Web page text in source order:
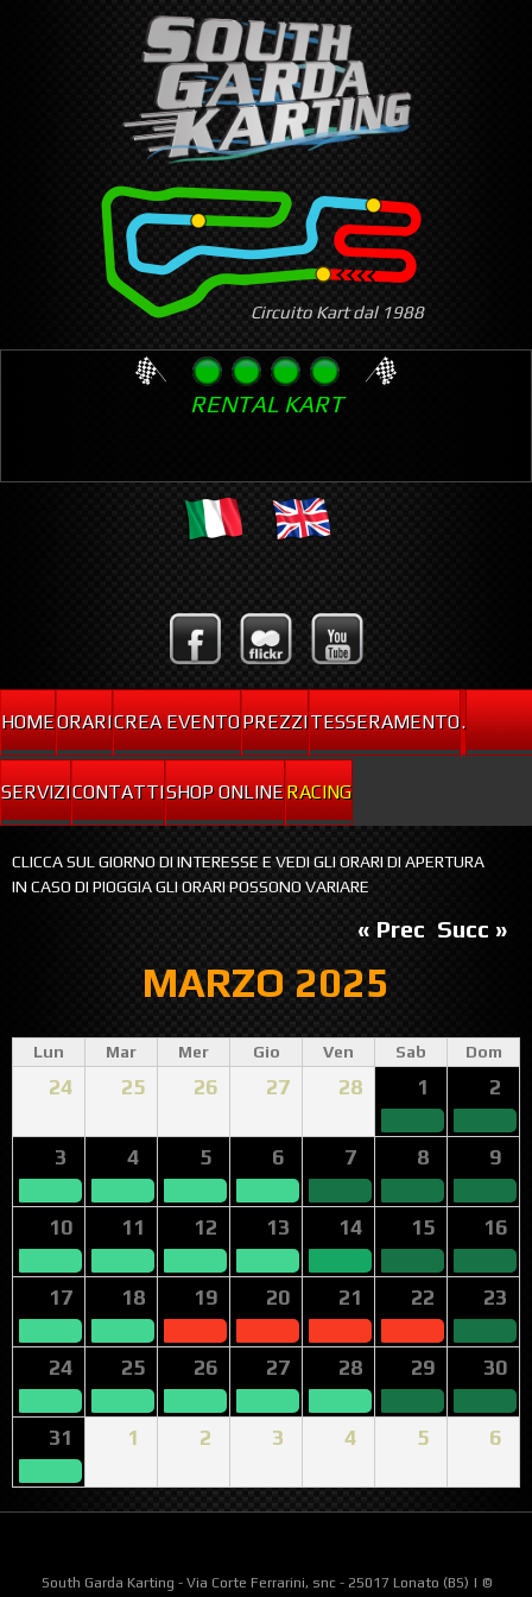
Skip
to
main
content
Circuito Kart dal 1988
RENTAL KART
HOMEORARICREA EVENTOPREZZITESSERAMENTO.
SERVIZICONTATTISHOP ONLINERACING
CLICCA SUL GIORNO DI INTERESSE E VEDI GLI ORARI DI APERTURA
IN CASO DI PIOGGIA GLI ORARI POSSONO VARIARE
MARZO 2025
« Prec Succ »
Lun Mar Mer Gio Ven Sab Dom
24 25 26 27 28 1 2
3 4 5 6 7 8 9
10 11 12 13 14 15 16
17 18 19 20 21 22 23
24 25 26 27 28 29 30
31 1 2 3 4 5 6
South Garda Karting - Via Corte Ferrarini, snc - 25017 Lonato (BS) | ©